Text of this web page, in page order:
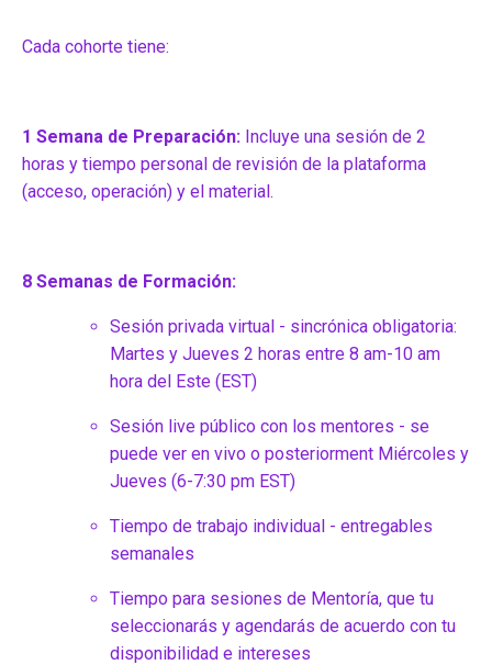
Cada cohorte tiene:
1 Semana de Preparación: Incluye una sesión de 2
horas y tiempo personal de revisión de la plataforma
(acceso, operación) y el material.
8 Semanas de Formación:
Sesión privada virtual - sincrónica obligatoria:
Martes y Jueves 2 horas entre 8 am-10 am
hora del Este (EST)
Sesión live público con los mentores - se
puede ver en vivo o posteriorment Miércoles y
Jueves (6-7:30 pm EST)
Tiempo de trabajo individual - entregables
semanales
Tiempo para sesiones de Mentoría, que tu
seleccionarás y agendarás de acuerdo con tu
disponibilidad e intereses